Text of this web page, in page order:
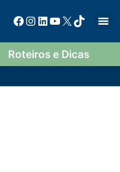
Roteiros e Dicas